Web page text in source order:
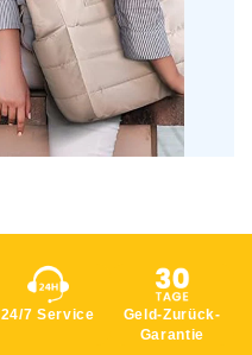
24/7 Service
Geld-Zurück-
Garantie